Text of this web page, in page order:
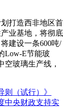
打造西非地区首
业基地，将彻底
建设一条600吨/
Low-E节能玻
空玻璃生产线，
（试行）》
中央财政支持实